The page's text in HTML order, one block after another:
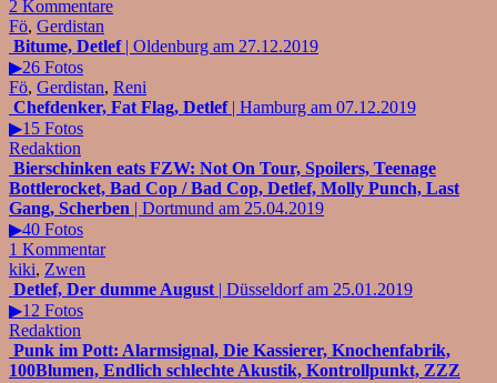
2 Kommentare
Fö, Gerdistan
Bitume, Detlef| Oldenburg am 27.12.2019
▶26 Fotos
Fö, Gerdistan, Reni
Chefdenker, Fat Flag, Detlef| Hamburg am 07.12.2019
▶15 Fotos
Redaktion
Bierschinken eats FZW: Not On Tour, Spoilers, Teenage
Bottlerocket, Bad Cop / Bad Cop, Detlef, Molly Punch, Last
Gang, Scherben | Dortmund am 25.04.2019
▶40 Fotos
1 Kommentar
kiki, Zwen
Detlef, Der dumme August | Düsseldorf am 25.01.2019
▶12 Fotos
Redaktion
Punk im Pott: Alarmsignal, Die Kassierer, Knochenfabrik,
100Blumen, Endlich schlechte Akustik, Kontrollpunkt, ZZZ